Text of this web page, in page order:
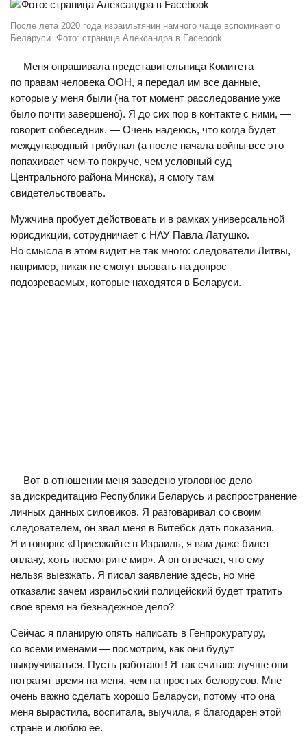
После лета 2020 года израильтянин намного чаще вспоминает о
Беларуси. Фото: страница Александра в Facebook
— Меня опрашивала представительница Комитета
по правам человека ООН, я передал им все данные,
которые у меня были (на тот момент расследование уже
было почти завершено). Я до сих пор в контакте с ними, —
говорит собеседник. — Очень надеюсь, что когда будет
международный трибунал (а после начала войны все это
попахивает чем-то покруче, чем условный суд
Центрального района Минска), я смогу там
свидетельствовать.
Мужчина пробует действовать и в рамках универсальной
юрисдикции, сотрудничает с НАУ Павла Латушко.
Но смысла в этом видит не так много: следователи Литвы,
например, никак не смогут вызвать на допрос
подозреваемых, которые находятся в Беларуси.
— Вот в отношении меня заведено уголовное дело
за дискредитацию Республики Беларусь и распространение
личных данных силовиков. Я разговаривал со своим
следователем, он звал меня в Витебск дать показания.
Я и говорю: «Приезжайте в Израиль, я вам даже билет
оплачу, хоть посмотрите мир». А он отвечает, что ему
нельзя выезжать. Я писал заявление здесь, но мне
отказали: зачем израильский полицейский будет тратить
свое время на безнадежное дело?
Сейчас я планирую опять написать в Генпрокуратуру,
со всеми именами — посмотрим, как они будут
выкручиваться. Пусть работают! Я так считаю: лучше они
потратят время на меня, чем на простых белорусов. Мне
очень важно сделать хорошо Беларуси, потому что она
меня вырастила, воспитала, выучила, я благодарен этой
стране и люблю ее.